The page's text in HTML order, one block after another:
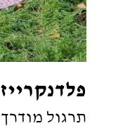
תרגול